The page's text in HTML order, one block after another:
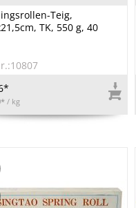
Teig,
TK, 550 g, 40
/ kg